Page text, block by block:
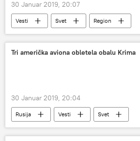
30 Januar 2019, 20:07
Vesti Svet Region
Tri američka aviona obletela obalu Krima
30 Januar 2019, 20:04
Rusija Vesti Svet